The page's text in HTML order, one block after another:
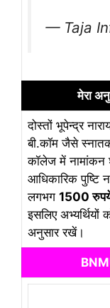
— Taja
मेरा
दोस्तों भूपेन्द्र
बी.कॉम जैसे
कॉलेज में
आधिकारिक पुष्टि
लगभग 1500
इसलिए अभ्यर्थियों
अनुसार रखें।